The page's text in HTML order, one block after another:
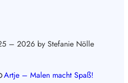
– 2026 by Stefanie Nölle
Artje – Malen macht Spaß!